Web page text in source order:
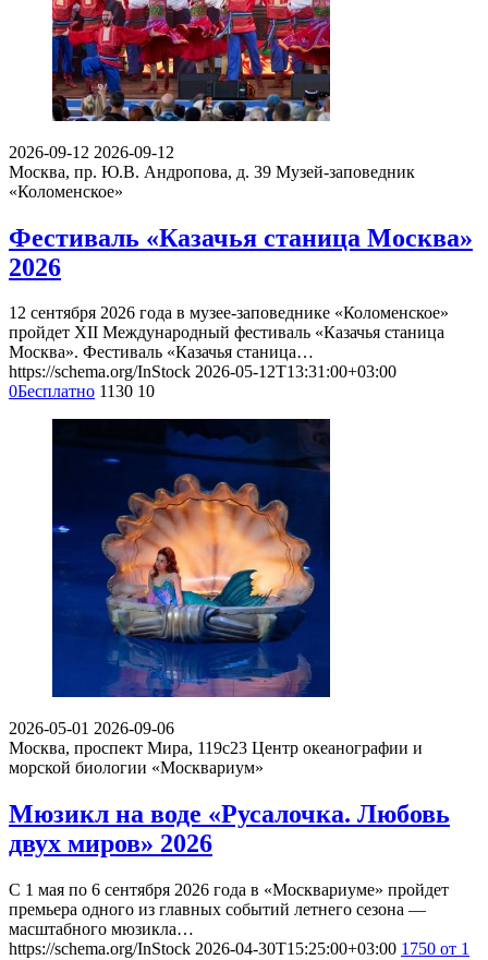
2026-09-12 2026-09-12
Москва, пр. Ю.В. Андропова, д. 39 Музей-заповедник
«Коломенское»
Фестиваль «Казачья станица Москва»
2026
12 сентября 2026 года в музее-заповеднике «Коломенское»
пройдет XII Международный фестиваль «Казачья станица
Москва». Фестиваль «Казачья станица…
https://schema.org/InStock 2026-05-12T13:31:00+03:00
0Бесплатно 1130 10
2026-05-01 2026-09-06
Москва, проспект Мира, 119с23 Центр океанографии и
морской биологии «Москвариум»
Мюзикл на воде «Русалочка. Любовь
двух миров» 2026
С 1 мая по 6 сентября 2026 года в «Москвариуме» пройдет
премьера одного из главных событий летнего сезона —
масштабного мюзикла…
https://schema.org/InStock 2026-04-30T15:25:00+03:00 1750 от 1